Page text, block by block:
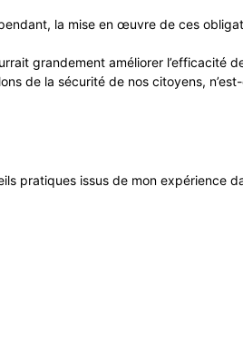
la mise en œuvre de ces
grandement améliorer l’efficacité
de la sécurité de nos citoyens,
pratiques issus de mon expérience